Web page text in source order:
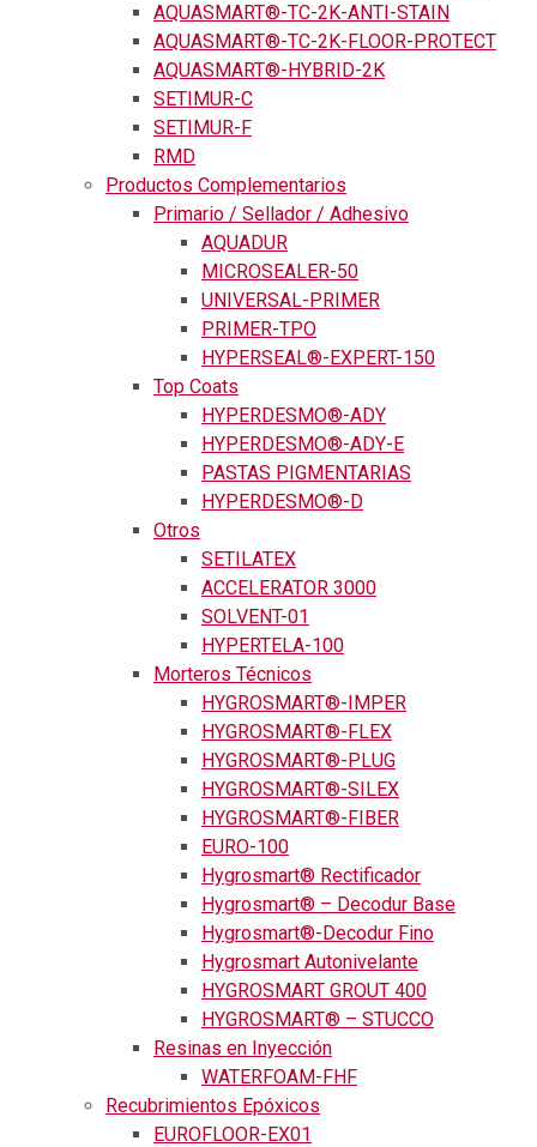
AQUASMART®-TC-2K-ANTI-STAIN
AQUASMART®-TC-2K-FLOOR-PROTECT
AQUASMART®-HYBRID-2K
SETIMUR-C
SETIMUR-F
RMD
Productos Complementarios
Primario / Sellador / Adhesivo
AQUADUR
MICROSEALER-50
UNIVERSAL-PRIMER
PRIMER-TPO
HYPERSEAL®-EXPERT-150
Top Coats
HYPERDESMO®-ADY
HYPERDESMO®-ADY-E
PASTAS PIGMENTARIAS
HYPERDESMO®-D
Otros
SETILATEX
ACCELERATOR 3000
SOLVENT-01
HYPERTELA-100
Morteros Técnicos
HYGROSMART®-IMPER
HYGROSMART®-FLEX
HYGROSMART®-PLUG
HYGROSMART®-SILEX
HYGROSMART®-FIBER
EURO-100
Hygrosmart® Rectificador
Hygrosmart® – Decodur Base
Hygrosmart®-Decodur Fino
Hygrosmart Autonivelante
HYGROSMART GROUT 400
HYGROSMART® – STUCCO
Resinas en Inyección
WATERFOAM-FHF
Recubrimientos Epóxicos
EUROFLOOR-EX01